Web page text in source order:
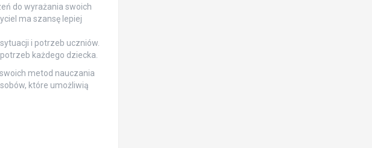
do wyrażania swoich
ma szansę lepiej
i potrzeb uczniów.
każdego dziecka.
metod nauczania
które umożliwią